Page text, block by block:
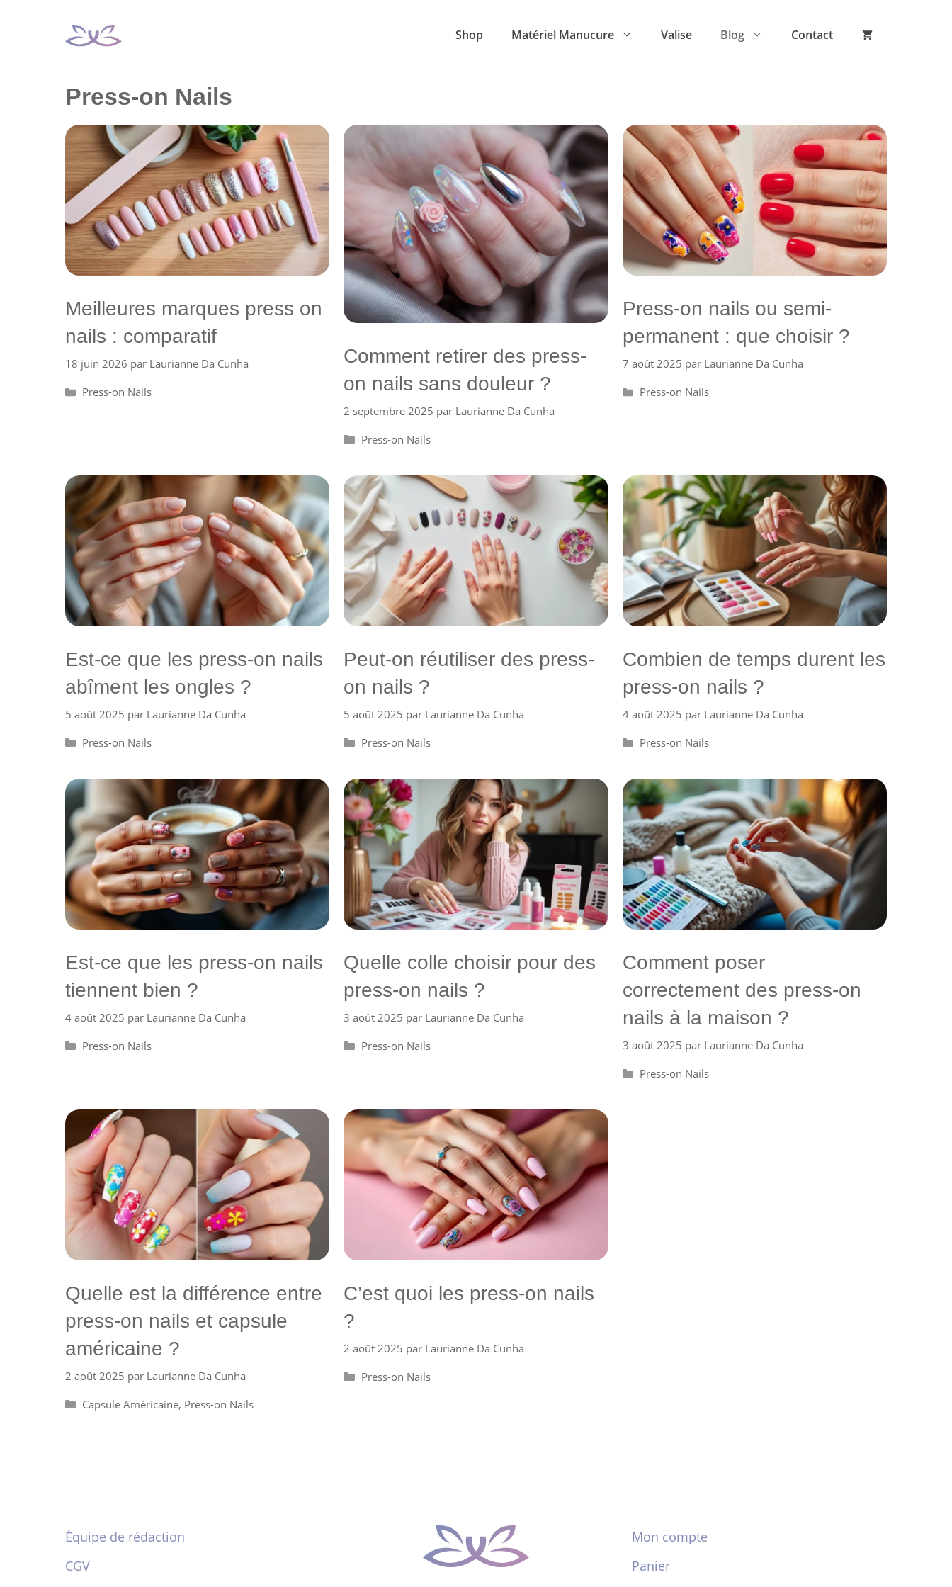
Shop Matériel Manucure Valise Blog Contact
Press-on Nails
Meilleures marques press on
nails : comparatif
18 juin 2026 par Laurianne Da Cunha
Catégories
Press-on Nails
Comment retirer des press-
on nails sans douleur ?
2 septembre 2025 par Laurianne Da Cunha
Catégories
Press-on Nails
Press-on nails ou semi-
permanent : que choisir ?
7 août 2025 par Laurianne Da Cunha
Catégories
Press-on Nails
Est-ce que les press-on nails
abîment les ongles ?
5 août 2025 par Laurianne Da Cunha
Catégories
Press-on Nails
Peut-on réutiliser des press-
on nails ?
5 août 2025 par Laurianne Da Cunha
Catégories
Press-on Nails
Combien de temps durent les
press-on nails ?
4 août 2025 par Laurianne Da Cunha
Catégories
Press-on Nails
Est-ce que les press-on nails
tiennent bien ?
4 août 2025 par Laurianne Da Cunha
Catégories
Press-on Nails
Quelle colle choisir pour des
press-on nails ?
3 août 2025 par Laurianne Da Cunha
Catégories
Press-on Nails
Comment poser
correctement des press-on
nails à la maison ?
3 août 2025 par Laurianne Da Cunha
Catégories
Press-on Nails
Quelle est la différence entre
press-on nails et capsule
américaine ?
2 août 2025 par Laurianne Da Cunha
Catégories
Capsule Américaine, Press-on Nails
C’est quoi les press-on nails
?
2 août 2025 par Laurianne Da Cunha
Catégories
Press-on Nails
Équipe de rédaction
CGV
Mon compte
Panier